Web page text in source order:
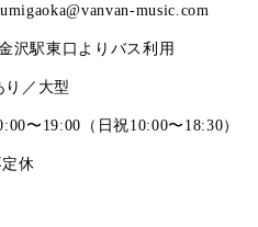
music.com
沢駅東口よりバス利用
り／大型
〜19:00（日祝10:00〜18:30）
休